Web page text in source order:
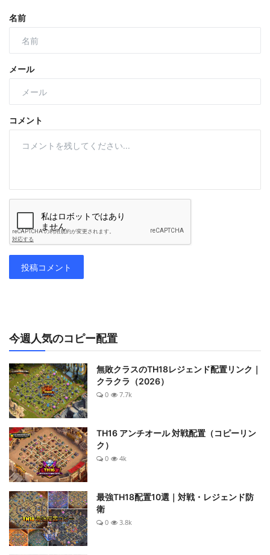
名前
メール
コメント
投稿コメント
今週人気のコピー配置
無敗クラスのTH18レジェンド配置リンク｜
クラクラ（2026）
0 7.7k
TH16 アンチオール 対戦配置（コピーリン
ク）
0 4k
最強TH18配置10選｜対戦・レジェンド防
衛
0 3.8k